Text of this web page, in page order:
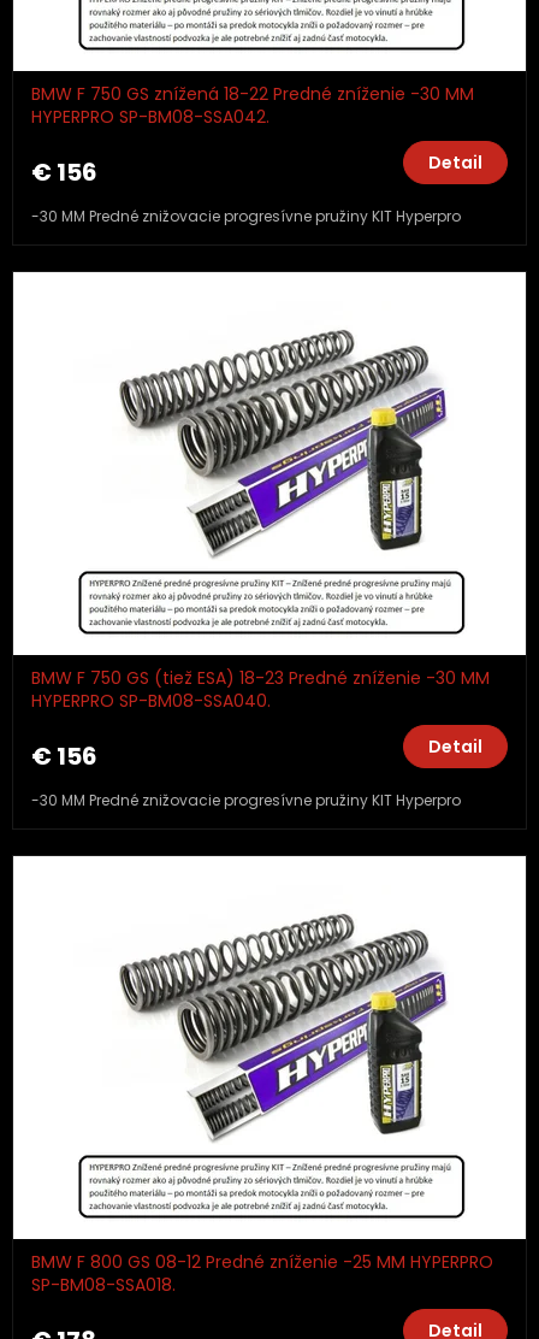
BMW F 750 GS znížená 18-22 Predné zníženie -30 MM
HYPERPRO SP-BM08-SSA042.
€ 156 Detail
-30 MM Predné znižovacie progresívne pružiny KIT Hyperpro
BMW F 750 GS (tiež ESA) 18-23 Predné zníženie -30 MM
HYPERPRO SP-BM08-SSA040.
€ 156 Detail
-30 MM Predné znižovacie progresívne pružiny KIT Hyperpro
BMW F 800 GS 08-12 Predné zníženie -25 MM HYPERPRO
SP-BM08-SSA018.
Detail